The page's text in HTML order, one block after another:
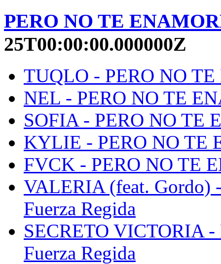
PERO NO TE
25T00:00:00.000000Z
TUQLO - PERO NO TE
NEL - PERO NO TE
SOFIA - PERO NO TE
KYLIE - PERO NO TE
FVCK - PERO NO TE
VALERIA (feat. Gordo)
Fuerza Regida
SECRETO VICTORIA
Fuerza Regida